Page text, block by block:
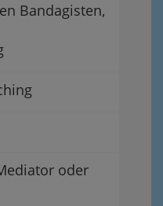
Bandagisten,
oder